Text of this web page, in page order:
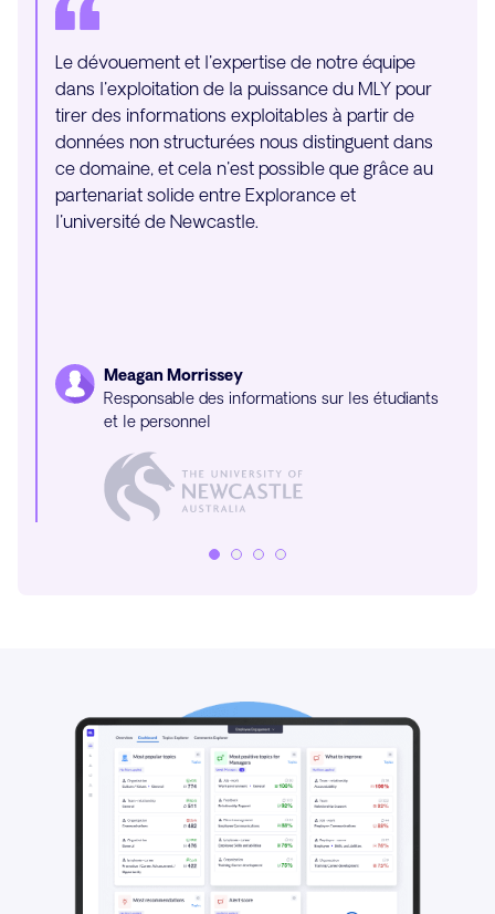
Le dévouement et l'expertise de notre équipe
dans l'exploitation de la puissance du MLY pour
tirer des informations exploitables à partir de
données non structurées nous distinguent dans
ce domaine, et cela n'est possible que grâce au
partenariat solide entre Explorance et
l'université de Newcastle.
Meagan Morrissey
Responsable des informations sur les étudiants
et le personnel